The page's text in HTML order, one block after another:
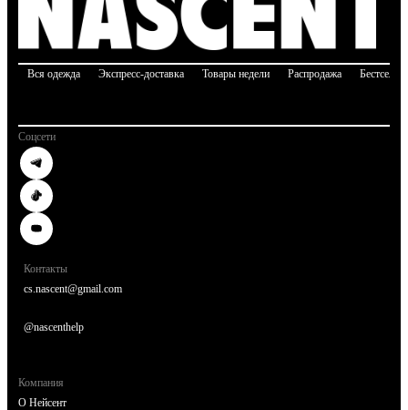
Вся одежда Экспресс-доставка Товары недели Распродажа
Соцсети
Контакты
cs.nascent@gmail.com
@nascenthelp
Компания
О Нейсент